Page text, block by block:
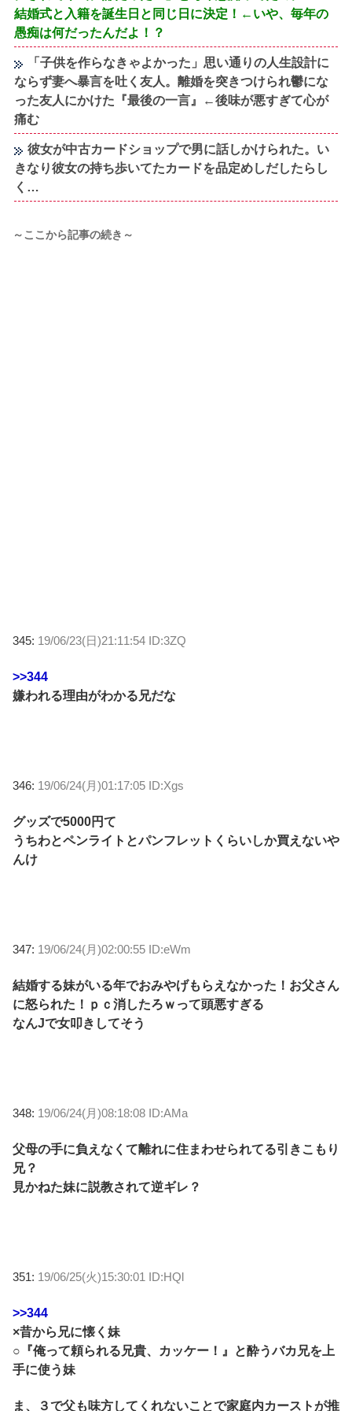
結婚式と入籍を誕生日と同じ日に決定！←いや、毎年の
愚痴は何だったんだよ！？
「子供を作らなきゃよかった」思い通りの人生設計に
ならず妻へ暴言を吐く友人。離婚を突きつけられ鬱にな
った友人にかけた『最後の一言』←後味が悪すぎて心が
痛む
彼女が中古カードショップで男に話しかけられた。い
きなり彼女の持ち歩いてたカードを品定めしだしたらし
く…
～ここから記事の続き～
345: 19/06/23(日)21:11:54 ID:3ZQ
>>344
嫌われる理由がわかる兄だな
346: 19/06/24(月)01:17:05 ID:Xgs
グッズで5000円て
うちわとペンライトとパンフレットくらいしか買えないや
んけ
347: 19/06/24(月)02:00:55 ID:eWm
結婚する妹がいる年でおみやげもらえなかった！お父さん
に怒られた！ｐｃ消したろｗって頭悪すぎる
なんJで女叩きしてそう
348: 19/06/24(月)08:18:08 ID:AMa
父母の手に負えなくて離れに住まわせられてる引きこもり
兄？
見かねた妹に説教されて逆ギレ？
351: 19/06/25(火)15:30:01 ID:HQl
>>344
×昔から兄に懐く妹
○『俺って頼られる兄貴、カッケー！』と酔うバカ兄を上
手に使う妹
ま、３で父も味方してくれないことで家庭内カーストが推